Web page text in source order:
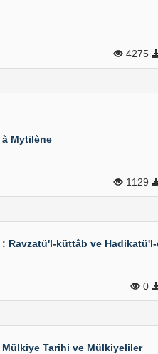
4275
à Mytilène
1129
: Ravzatü'l-küttâb ve
0
Mülkiye Tarihi ve Mülkiyeliler